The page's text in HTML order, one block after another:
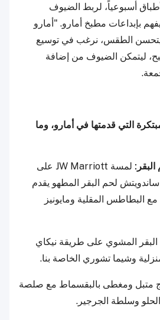
أسبوعياً، لربط الضيوف
بإبداعات مطبخ أمارو. "أمارو
يتحسن الطقس، نرغب في توسيع
ليتمكن الضيوف من إضافة
التي قدمتها في أمارو، وما
لمسة JW Marriott على
لحم البقر المطهو يقدم
البطاطس المقلية ومايونيز
المشوي على طريقة نيكاي
وشيما تشوري الخاصة بنا.
متبل ومغطى بالبقسماط مع صلصة
الحلو وسلطة الجرجير.